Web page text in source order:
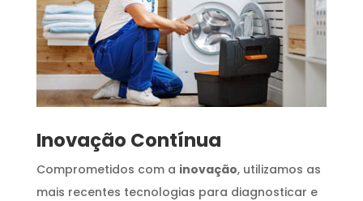
Inovação Contínua
Comprometidos com a inovação, utilizamos as
mais recentes tecnologias para diagnosticar e